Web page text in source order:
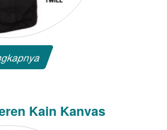
Kain Kanvas